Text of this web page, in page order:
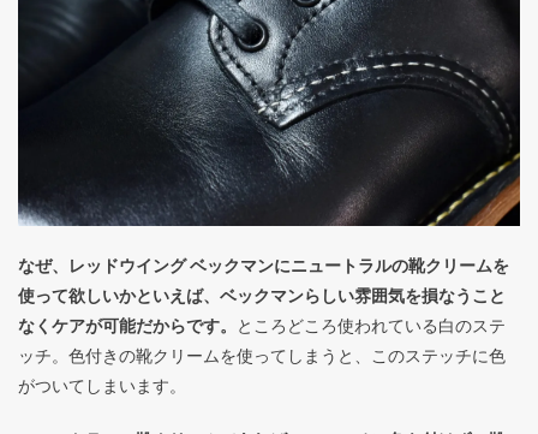
なぜ、レッドウイング ベックマンにニュートラルの靴クリームを
使って欲しいかといえば、ベックマンらしい雰囲気を損なうこと
なくケアが可能だからです。
ところどころ使われている白のステ
ッチ。色付きの靴クリームを使ってしまうと、このステッチに色
がついてしまいます。